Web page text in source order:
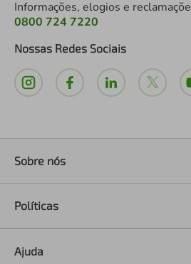
Informações, elogios e
0800 724 7220
Nossas Redes Sociais
Sobre nós
Políticas
Ajuda